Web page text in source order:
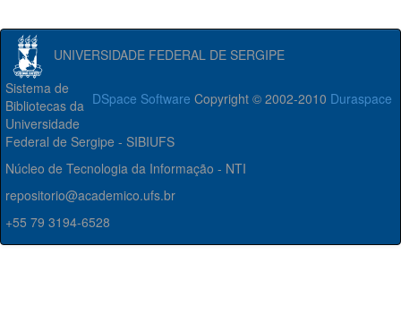
UNIVERSIDADE FEDERAL DE SERGIPE
DSpace Software Copyright © 2002-2010 Duraspace
Sistema de
Bibliotecas da
Universidade
Federal de Sergipe - SIBIUFS
Núcleo de Tecnologia da Informação - NTI
repositorio@academico.ufs.br
+55 79 3194-6528